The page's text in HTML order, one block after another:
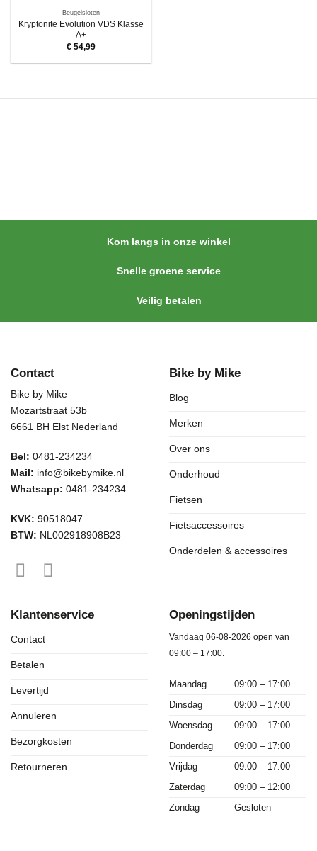
Beugelsloten
Kryptonite Evolution VDS Klasse
A+
€ 54,99
Kom langs in onze winkel
Snelle groene service
Veilig betalen
Contact
Bike by Mike
Mozartstraat 53b
6661 BH Elst Nederland
Bel: 0481-234234
Mail: info@bikebymike.nl
Whatsapp: 0481-234234
KVK: 90518047
BTW: NL002918908B23
Bike by Mike
Blog
Merken
Over ons
Onderhoud
Fietsen
Fietsaccessoires
Onderdelen & accessoires
Klantenservice
Contact
Betalen
Levertijd
Annuleren
Bezorgkosten
Retourneren
Openingstijden
Vandaag 06-08-2026 open van
09:00 – 17:00.
Maandag
09:00 – 17:00
Dinsdag
09:00 – 17:00
Woensdag
09:00 – 17:00
Donderdag
09:00 – 17:00
Vrijdag
09:00 – 17:00
Zaterdag
09:00 – 12:00
Zondag
Gesloten